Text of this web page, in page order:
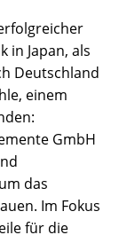
in Japan, als
Deutschland
einem
GmbH
das
Im Fokus
für die